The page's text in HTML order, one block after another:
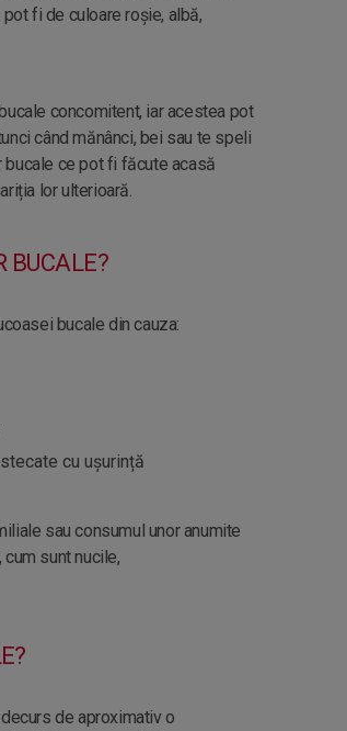
fi de culoare roșie, albă,
concomitent, iar acestea pot
când mănânci, bei sau te speli
ce pot fi făcute acasă
lor ulterioară.
BUCALE?
bucale din cauza:
cu ușurință
sau consumul unor anumite
sunt nucile,
de aproximativ o